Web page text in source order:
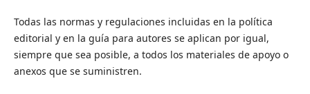
Todas las normas y regulaciones incluidas en la política
editorial y en la guía para autores se aplican por igual,
siempre que sea posible, a todos los materiales de apoyo o
anexos que se suministren.